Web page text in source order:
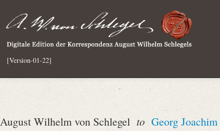
[Version-01-22]
August Wilhelm von Schlegel to Georg